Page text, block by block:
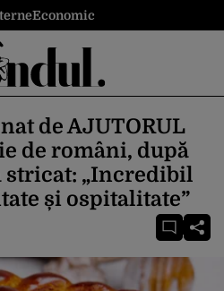
Economic
de AJUTORUL
de români, după
stricat: „Incredibil
și ospitalitate”